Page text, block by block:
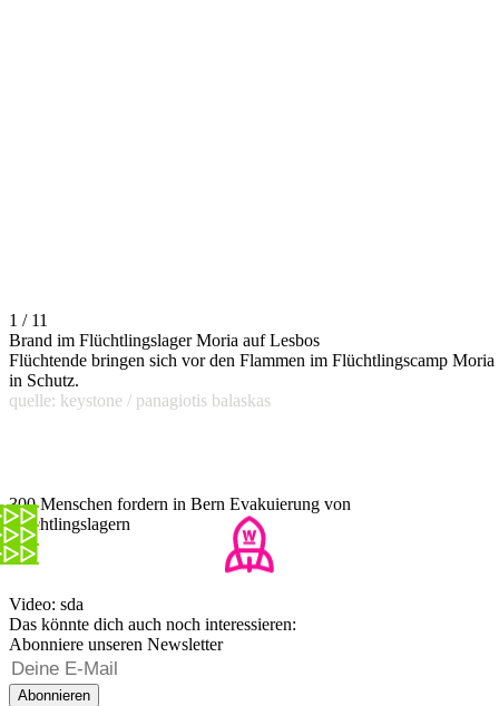
1 / 11
Brand im Flüchtlingslager Moria auf Lesbos
Flüchtende bringen sich vor den Flammen im Flüchtlingscamp Moria
in Schutz.
quelle: keystone / panagiotis balaskas
300 Menschen fordern in Bern Evakuierung von
Flüchtlingslagern
Video: sda
Das könnte dich auch noch interessieren:
Abonniere unseren Newsletter
Abonnieren